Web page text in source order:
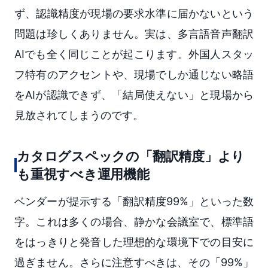
ず、認識精度が現場の要求水準に届かないという
問題は珍しくありません。実は、多言語音声翻訳
AIでも全く同じことが起こります。外国人スタッ
フ特有のアクセントや、現場でしか通じない略語
をAIが認識できず、「結局使えない」と現場から
見放されてしまうのです。
カタログスペックの「翻訳精度」より
も重視すべき運用機能
ベンダーが提示する「翻訳精度99%」といった数
字。これは多くの場合、静かな会議室で、標準語
をはっきりと発音した理想的な環境下での目安に
過ぎません。さらに注意すべきは、その「99%」